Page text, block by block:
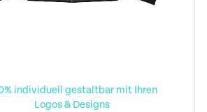
individuell gestaltbar mit Ihren
Logos & Designs